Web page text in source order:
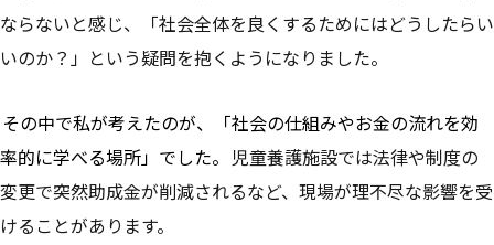
ならないと感じ、「社会全体を良くするためにはどうしたらい
いのか？」という疑問を抱くようになりました。
その中で私が考えたのが、「社会の仕組みやお金の流れを効
率的に学べる場所」でした。 児童養護施設では法律や制度の
変更で突然助成金が削減されるなど、現場が理不尽な影響を受
けることがあります。